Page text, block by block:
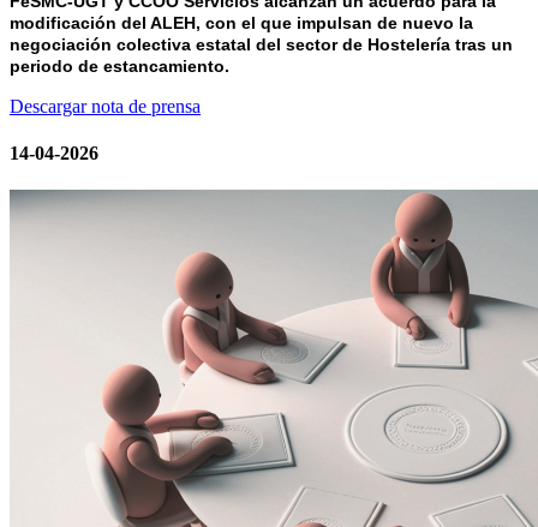
modificación del ALEH, con el que impulsan de nuevo la
negociación colectiva estatal del sector de Hostelería tras un
periodo de estancamiento.
Descargar nota de prensa
14-04-2026